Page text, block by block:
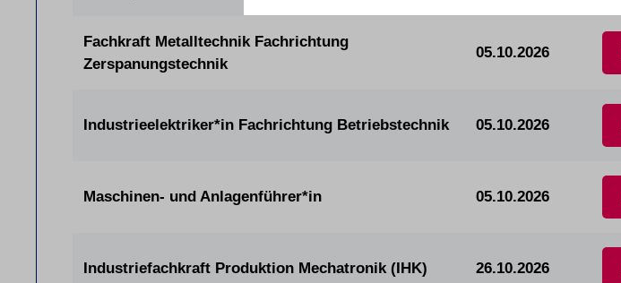
Fachkraft Metalltechnik Fachrichtung
Zerspanungstechnik
05.10.2026
Industrieelektriker*in Fachrichtung Betriebstechnik 05.10.2026
Maschinen- und Anlagenführer*in 05.10.2026
Industriefachkraft Produktion Mechatronik (IHK) 26.10.2026